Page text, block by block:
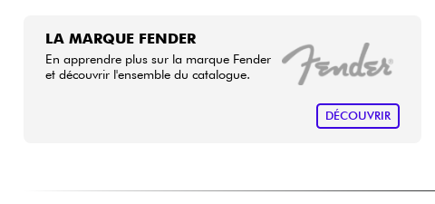
LA MARQUE FENDER
En apprendre plus sur la marque Fender
et découvrir l'ensemble du catalogue.
DÉCOUVRIR